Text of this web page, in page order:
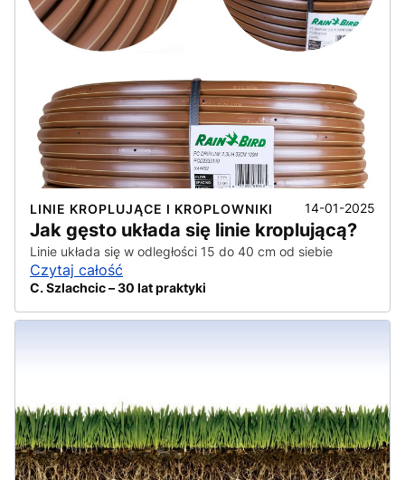
LINIE KROPLUJĄCE I KROPLOWNIKI 14-01-2025
Jak gęsto układa się linie kroplującą?
Linie układa się w odległości 15 do 40 cm od siebie
Czytaj całość
C. Szlachcic – 30 lat praktyki